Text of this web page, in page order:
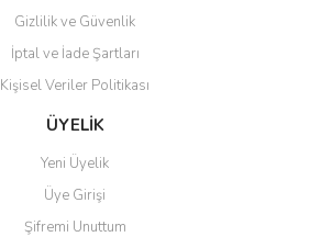
Gizlilik ve Güvenlik
İptal ve İade Şartları
Kişisel Veriler Politikası
ÜYELİK
Yeni Üyelik
Üye Girişi
Şifremi Unuttum